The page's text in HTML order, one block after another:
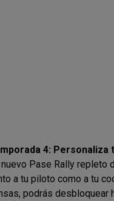
4: Personaliza
Pase Rally repleto
a tu piloto como a tu
podrás desbloquear